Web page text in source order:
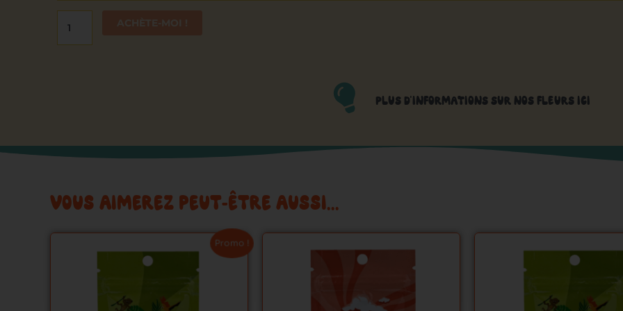
Bud
PLUS D'INFORMATIONS SUR NOS FLEURS ICI
VOUS AIMEREZ PEUT-ÊTRE AUSSI…
Promo !
produit